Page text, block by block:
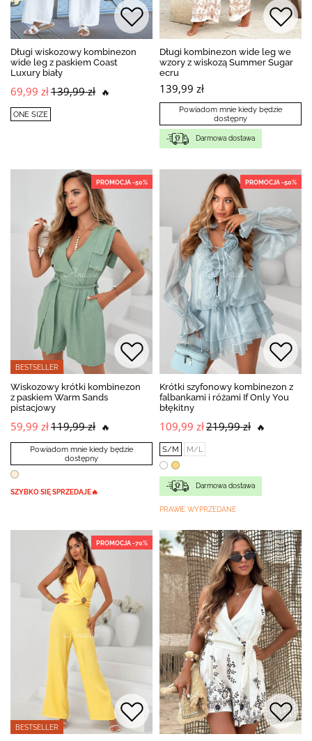
Długi wiskozowy kombinezon
wide leg z paskiem Coast
Luxury biały
69,99 zł139,99 zł 🔥
ONE SIZE
Długi kombinezon wide leg we
wzory z wiskozą Summer Sugar
ecru
139,99 zł
Powiadom mnie kiedy będzie
dostępny
Darmowa dostawa
PROMOCJA -50%
BESTSELLER
Wiskozowy krótki kombinezon
z paskiem Warm Sands
pistacjowy
59,99 zł119,99 zł 🔥
Powiadom mnie kiedy będzie
dostępny
SZYBKO SIĘ SPRZEDAJE🔥
PROMOCJA -50%
Krótki szyfonowy kombinezon z
falbankami i różami If Only You
błękitny
109,99 zł219,99 zł 🔥
S/M M/L
Darmowa dostawa
PRAWIE WYPRZEDANE
PROMOCJA -70%
BESTSELLER